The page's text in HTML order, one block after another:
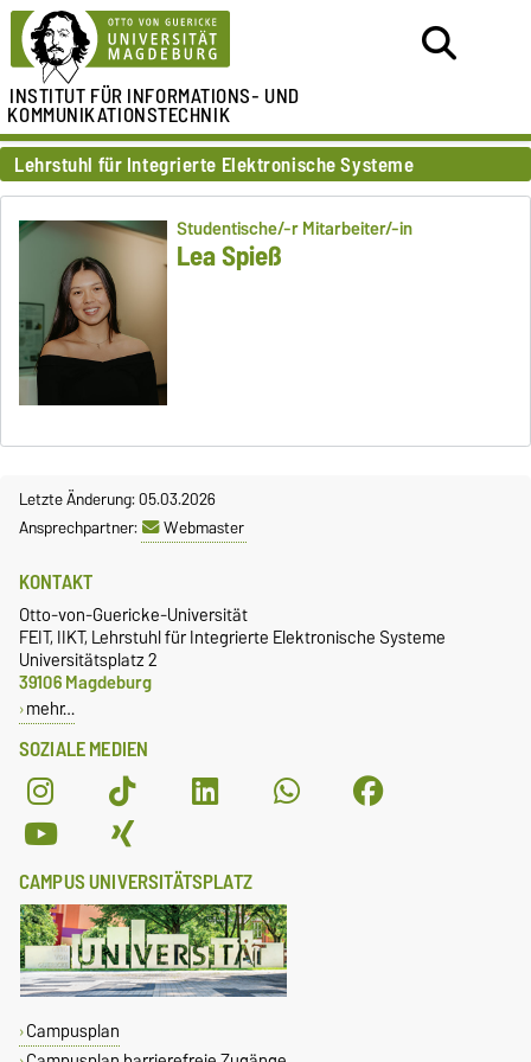
INSTITUT FÜRINFORMATIONS- UND
KOMMUNIKATIONSTECHNIK
Lehrstuhl für Integrierte Elektronische Systeme
Studentische/-r Mitarbeiter/-in
Lea Spieß
Letzte Änderung: 05.03.2026
Ansprechpartner:
Webmaster
SOZIALE MEDIEN
KONTAKT
Otto-von-Guericke-Universität
FEIT, IIKT, Lehrstuhl für Integrierte Elektronische Systeme
Universitätsplatz 2
39106 Magdeburg
mehr…
CAMPUS UNIVERSITÄTSPLATZ
Campusplan